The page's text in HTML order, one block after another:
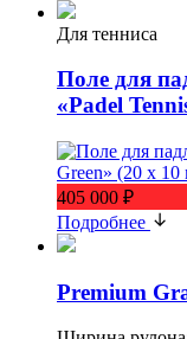
Для тенниса
Поле для
«Padel
405 000 ₽
Подробнее
Premium